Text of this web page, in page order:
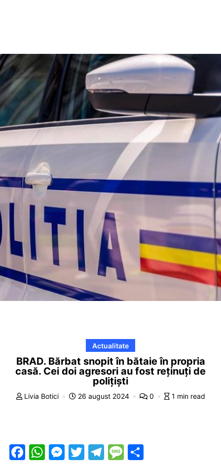
Actualitate
BRAD. Bărbat snopit în bătaie în propria
casă. Cei doi agresori au fost reținuți de
polițiști
Livia Botici 26 august 2024 0 1 min read
F
W M T
T
M